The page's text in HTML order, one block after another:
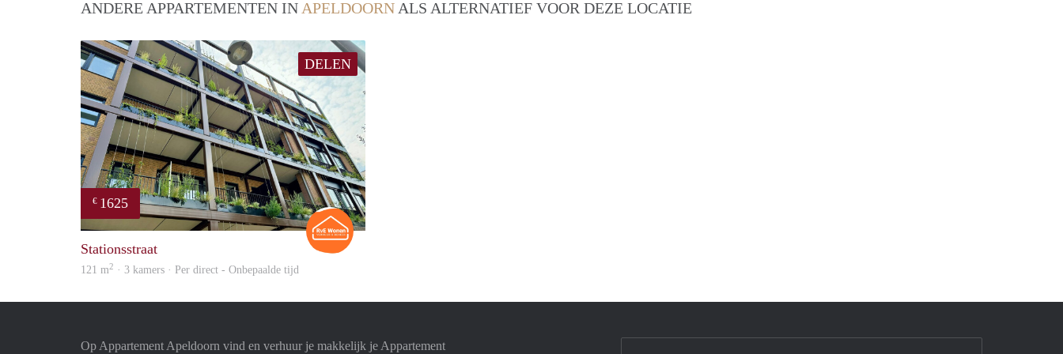
ANDERE APPARTEMENTEN IN APELDOORN ALS ALTERNATIEF VOOR DEZE LOCATIE
DELEN
€ 1625
Rianne
Stationsstraat
121 m2 · 3 kamers · Per direct - Onbepaalde tijd
Op Appartement Apeldoorn vind en verhuur je makkelijk je Appartement